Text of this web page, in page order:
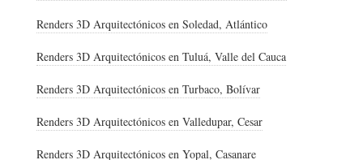
Renders 3D Arquitectónicos en Soledad, Atlántico
Renders 3D Arquitectónicos en Tuluá, Valle del Cauca
Renders 3D Arquitectónicos en Turbaco, Bolívar
Renders 3D Arquitectónicos en Valledupar, Cesar
Renders 3D Arquitectónicos en Yopal, Casanare